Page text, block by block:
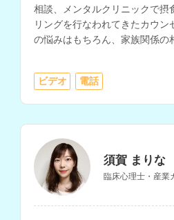
相談、メンタルクリニックで摂
リングを行なわれてきたカウン
の悩みはもちろん、家族関係の
ビデオ 電話
須賀 まりな
臨床心理士・産業